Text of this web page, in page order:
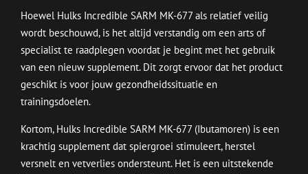
Hoewel Hulks Incredible SARM MK-677 als relatief veilig
wordt beschouwd, is het altijd verstandig om een arts of
specialist te raadplegen voordat je begint met het gebruik
van een nieuw supplement. Dit zorgt ervoor dat het product
geschikt is voor jouw gezondheidssituatie en
trainingsdoelen.
Kortom, Hulks Incredible SARM MK-677 (Ibutamoren) is een
krachtig supplement dat spiergroei stimuleert, herstel
versnelt en vetverlies ondersteunt. Het is een uitstekende